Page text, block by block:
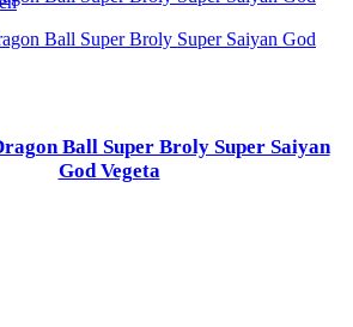
Ball Super Broly Super Saiyan
God Vegeta